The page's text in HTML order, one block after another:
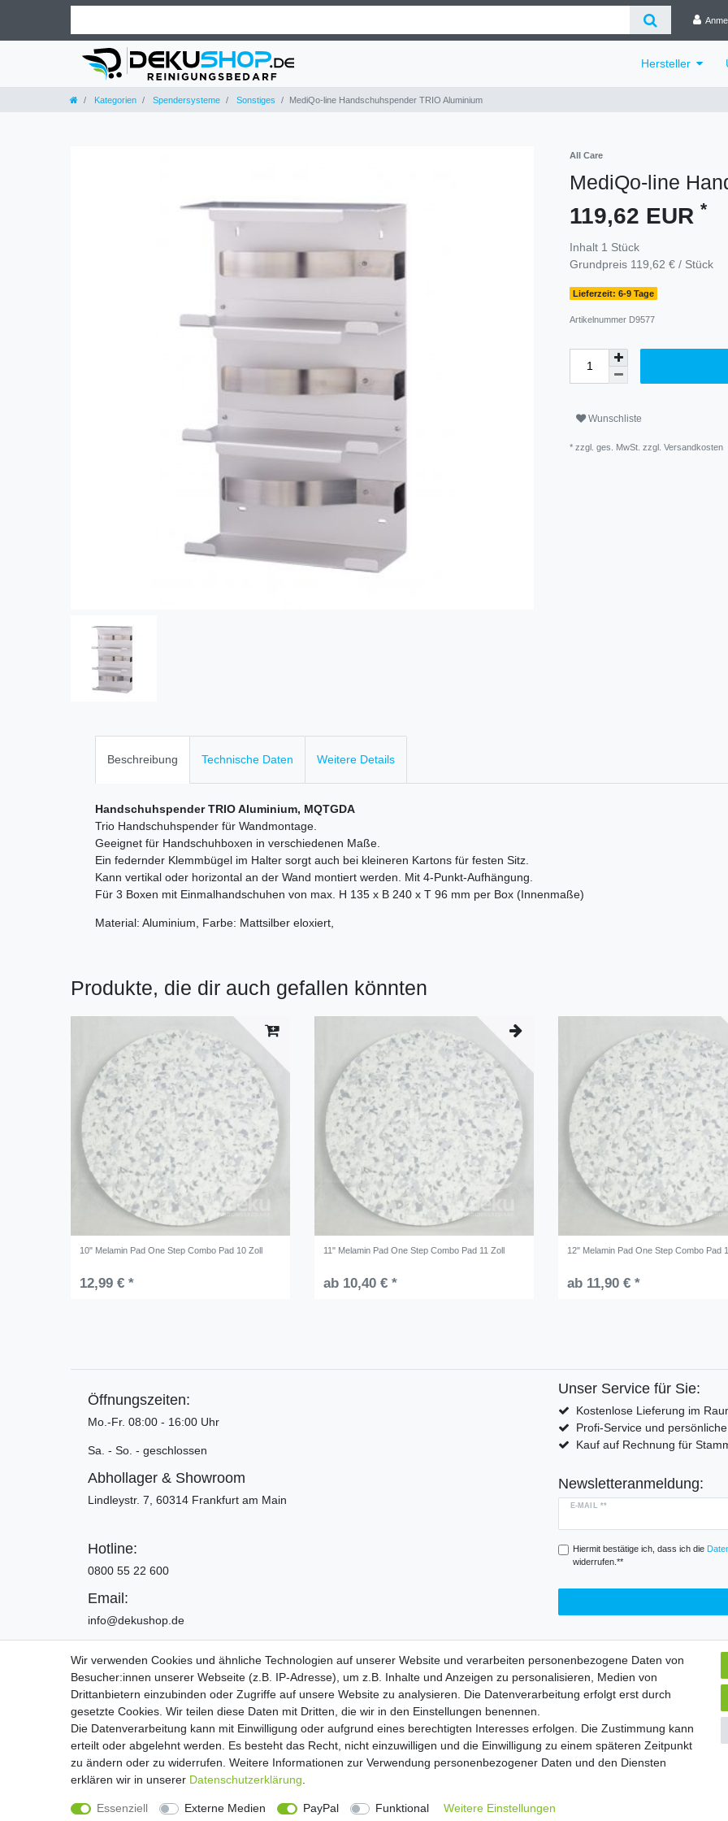
Hersteller
Kategorien Spendersysteme Sonstiges MediQo-line Handschuhspender TRIO Aluminium
All Care
MediQo-line
119,62 EUR *
Inhalt 1 Stück
Grundpreis 119,62 € / Stück
Lieferzeit: 6-9 Tage
Artikelnummer D9577
Wunschliste
* zzgl. ges. MwSt. zzgl. Versandkosten
Beschreibung Technische Daten Weitere Details
Handschuhspender TRIO Aluminium, MQTGDA
Trio Handschuhspender für Wandmontage.
Geeignet für Handschuhboxen in verschiedenen Maße.
Ein federnder Klemmbügel im Halter sorgt auch bei kleineren Kartons für festen Sitz.
Kann vertikal oder horizontal an der Wand montiert werden. Mit 4-Punkt-Aufhängung.
Für 3 Boxen mit Einmalhandschuhen von max. H 135 x B 240 x T 96 mm per Box (Innenmaße)
Material: Aluminium, Farbe: Mattsilber eloxiert,
Produkte, die dir auch gefallen könnten
10" Melamin Pad One Step Combo Pad 10 Zoll
12,99 € *
11" Melamin Pad One Step Combo Pad 11 Zoll
ab 10,40 € *
12" Melamin Pad One Step Combo Pad
ab 11,90 € *
Öffnungszeiten:
Mo.-Fr. 08:00 - 16:00 Uhr
Sa. - So. - geschlossen
Abhollager & Showroom
Lindleystr. 7, 60314 Frankfurt am Main
Hotline:
0800 55 22 600
Email:
info@dekushop.de
Unser Service für Sie:
Kostenlose Lieferung im
Profi-Service und
Kauf auf Rechnung für
Newsletteranmeldung:
E-MAIL **
Hiermit bestätige ich, dass ich die
widerrufen.**
Widerrufs­recht Widerrufs­formular Impressum Daten­schutz­erklärung
Wir verwenden Cookies und ähnliche Technologien auf unserer Website und verarbeiten personenbezogene Daten von
Besucher:innen unserer Webseite (z.B. IP-Adresse), um z.B. Inhalte und Anzeigen zu personalisieren, Medien von
Drittanbietern einzubinden oder Zugriffe auf unsere Website zu analysieren. Die Datenverarbeitung erfolgt erst durch
gesetzte Cookies. Wir teilen diese Daten mit Dritten, die wir in den Einstellungen benennen.
Die Datenverarbeitung kann mit Einwilligung oder aufgrund eines berechtigten Interesses erfolgen. Die Zustimmung kann
erteilt oder abgelehnt werden. Es besteht das Recht, nicht einzuwilligen und die Einwilligung zu einem späteren Zeitpunkt
zu ändern oder zu widerrufen. Weitere Informationen zur Verwendung personenbezogener Daten und den Diensten
erklären wir in unserer Daten­schutz­erklärung
Essenziell Externe Medien PayPal Funktional Weitere Einstellungen
Copyright 2016 | Dekushop.de | Alle Rechte vorbehalten. | Angebote gelten nur für Industrie, Handel,